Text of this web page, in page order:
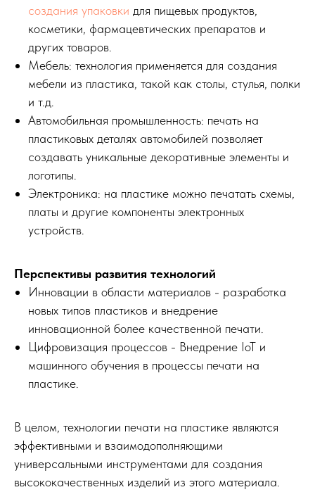
создания упаковки для пищевых продуктов,
косметики, фармацевтических препаратов и
других товаров.
Мебель: технология применяется для создания
мебели из пластика, такой как столы, стулья, полки
и т.д.
Автомобильная промышленность: печать на
пластиковых деталях автомобилей позволяет
создавать уникальные декоративные элементы и
логотипы.
Электроника: на пластике можно печатать схемы,
платы и другие компоненты электронных
устройств.
Перспективы развития технологий
Инновации в области материалов - разработка
новых типов пластиков и внедрение
инновационной более качественной печати.
Цифровизация процессов - Внедрение IoT и
машинного обучения в процессы печати на
пластике.
В целом, технологии печати на пластике являются
эффективными и взаимодополняющими
универсальными инструментами для создания
высококачественных изделий из этого материала.